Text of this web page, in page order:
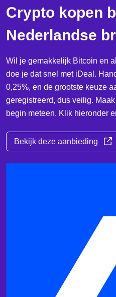
Crypto kopen
Nederlandse
Wil je gemakkelijk Bitcoin en
doe je dat snel met iDeal.
0,25%, en de grootste keuze
geregistreerd, dus veilig.
begin meteen. Klik hieronder
Bekijk deze aanbieding